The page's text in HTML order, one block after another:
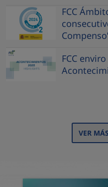
FCC
FCC
VER